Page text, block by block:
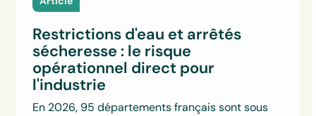
Restrictions d'eau et arrêtés
sécheresse : le risque
opérationnel direct pour
l'industrie
En 2026, 95 départements français sont sous